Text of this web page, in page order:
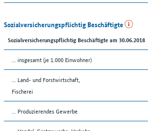
Sozialversicherungspflichtig Beschäftigte
Sozialversicherungspflichtig Beschäftigte am 30.06.2018
... insgesamt (je 1.000 Einwohner)
... Land- und Forstwirtschaft,
Fischerei
... Produzierendes Gewerbe